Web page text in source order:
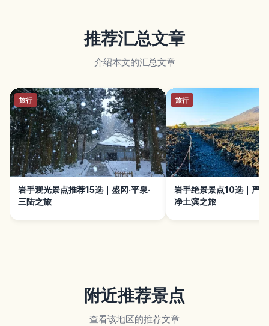
推荐汇总文章
介绍本文的汇总文章
旅行
岩手观光景点推荐15选｜盛冈·平泉·
三陆之旅
旅行
岩手绝景景点10选｜严美
净土滨之旅
附近推荐景点
查看该地区的推荐文章